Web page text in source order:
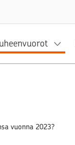
vuonna 2023?